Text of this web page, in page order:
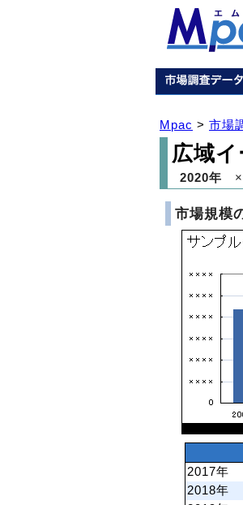
Mpac > 市場
広域
2020年
市場規模
2017年
2018年